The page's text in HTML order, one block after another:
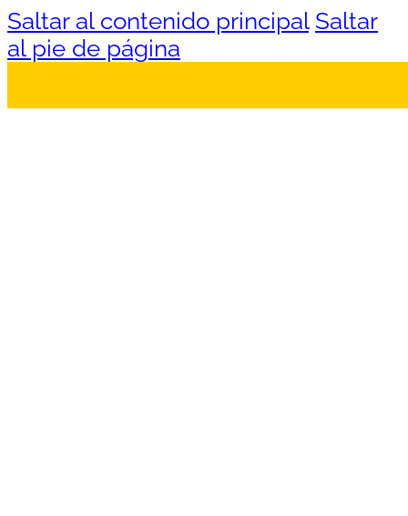
Saltar al contenido principal Saltar
al pie de página